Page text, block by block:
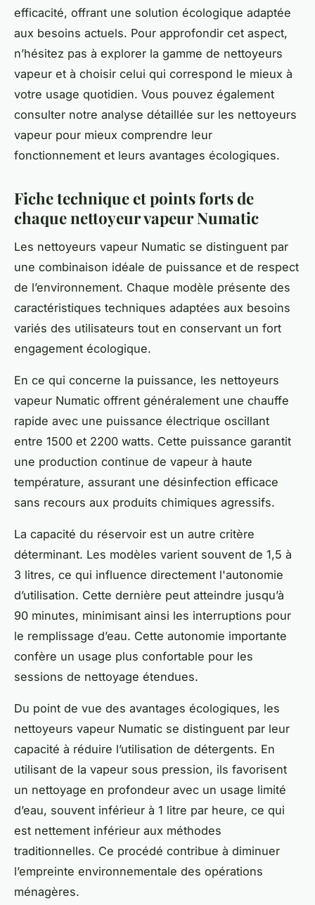
efficacité, offrant une solution écologique adaptée
aux besoins actuels. Pour approfondir cet aspect,
n’hésitez pas à explorer la gamme de nettoyeurs
vapeur et à choisir celui qui correspond le mieux à
votre usage quotidien. Vous pouvez également
consulter notre analyse détaillée sur les nettoyeurs
vapeur pour mieux comprendre leur
fonctionnement et leurs avantages écologiques.
Fiche technique et points forts de
chaque nettoyeur vapeur Numatic
Les nettoyeurs vapeur Numatic se distinguent par
une combinaison idéale de puissance et de respect
de l’environnement. Chaque modèle présente des
caractéristiques techniques adaptées aux besoins
variés des utilisateurs tout en conservant un fort
engagement écologique.
En ce qui concerne la puissance, les nettoyeurs
vapeur Numatic offrent généralement une chauffe
rapide avec une puissance électrique oscillant
entre 1500 et 2200 watts. Cette puissance garantit
une production continue de vapeur à haute
température, assurant une désinfection efficace
sans recours aux produits chimiques agressifs.
La capacité du réservoir est un autre critère
déterminant. Les modèles varient souvent de 1,5 à
3 litres, ce qui influence directement l'autonomie
d’utilisation. Cette dernière peut atteindre jusqu’à
90 minutes, minimisant ainsi les interruptions pour
le remplissage d’eau. Cette autonomie importante
confère un usage plus confortable pour les
sessions de nettoyage étendues.
Du point de vue des avantages écologiques, les
nettoyeurs vapeur Numatic se distinguent par leur
capacité à réduire l’utilisation de détergents. En
utilisant de la vapeur sous pression, ils favorisent
un nettoyage en profondeur avec un usage limité
d’eau, souvent inférieur à 1 litre par heure, ce qui
est nettement inférieur aux méthodes
traditionnelles. Ce procédé contribue à diminuer
l’empreinte environnementale des opérations
ménagères.